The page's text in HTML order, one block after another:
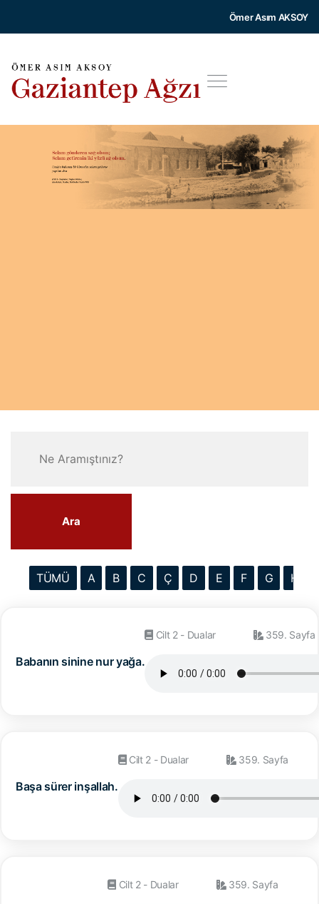
Ömer Asım AKSOY
Ara
TÜMÜ A B C Ç D E F G H
Babanın sinine nur yağa.
Cilt 2 - Dualar 359. Sayfa
Başa sürer inşallah.
Cilt 2 - Dualar 359. Sayfa
Cilt 2 - Dualar 359. Sayfa